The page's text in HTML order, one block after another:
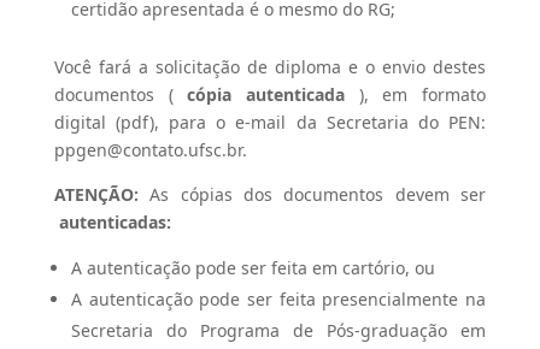
certidão apresentada é o mesmo do RG;
Você fará a solicitação de diploma e o envio destes
documentos (cópia autenticada ), em formato
digital (pdf), para o e-mail da Secretaria do PEN:
ppgen@contato.ufsc.br.
ATENÇÃO: As cópias dos documentos devem ser
autenticadas:
A autenticação pode ser feita em cartório, ou
A autenticação pode ser feita presencialmente na
Secretaria do Programa de Pós-graduação em